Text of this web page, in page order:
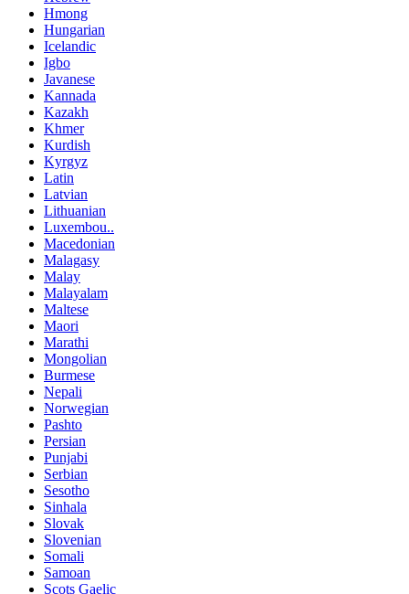
Hmong
Hungarian
Icelandic
Igbo
Javanese
Kannada
Kazakh
Khmer
Kurdish
Kyrgyz
Latin
Latvian
Lithuanian
Luxembou..
Macedonian
Malagasy
Malay
Malayalam
Maltese
Maori
Marathi
Mongolian
Burmese
Nepali
Norwegian
Pashto
Persian
Punjabi
Serbian
Sesotho
Sinhala
Slovak
Slovenian
Somali
Samoan
Scots Gaelic